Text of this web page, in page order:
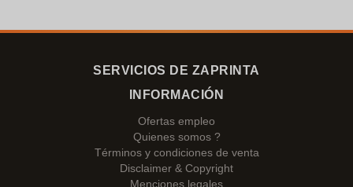
SERVICIOS DE ZAPRINTA
INFORMACIÓN
Ofertas empleo
Quienes somos ?
Términos y condiciones de venta
Disclaimer & Copyright
Menciones legales